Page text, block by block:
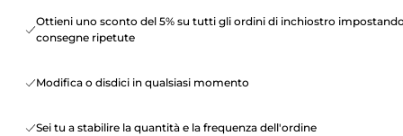
Ottieni uno sconto del 5% su tutti gli ordini di inchiostro
consegne ripetute
Modifica o disdici in qualsiasi momento
Sei tu a stabilire la quantità e la frequenza dell'ordine